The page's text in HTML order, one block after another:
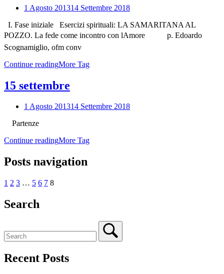
1 Agosto 201314 Settembre 2018
I. Fase iniziale Esercizi spirituali: LA SAMARITANA AL
POZZO. La fede come incontro con lAmore p. Edoardo
Scognamiglio, ofm conv
Continue readingMore Tag
15 settembre
1 Agosto 201314 Settembre 2018
Partenze
Continue readingMore Tag
Posts navigation
1 2 3 … 5 6 7 8
Search
Recent Posts